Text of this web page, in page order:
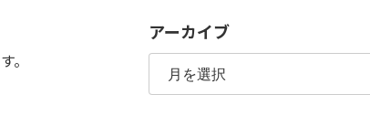
。
アーカイブ
ア
カ